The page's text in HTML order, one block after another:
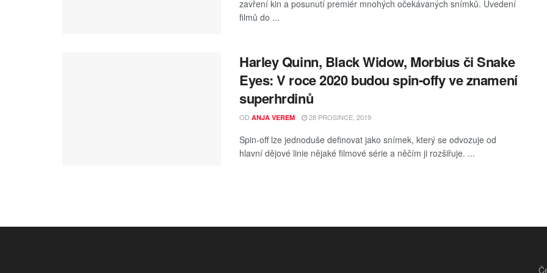
zavření kin a posunutí premiér mnohých očekávaných snímků. Uvedení
filmů do ...
Harley Quinn, Black Widow, Morbius či Snake
Eyes: V roce 2020 budou spin-offy ve znamení
superhrdinů
OD ANJA VEREM 28 PROSINCE, 2019
Spin-off lze jednoduše definovat jako snímek, který se odvozuje od
hlavní dějové linie nějaké filmové série a něčím ji rozšiřuje. ...